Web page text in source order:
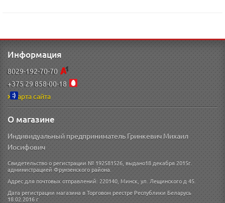
Информация
8029-192-70-70
+375 29 858-00-18
Карта сайта
О магазине
Индивидуальный предприниматель Гринкевич Михаил
Иосифович
Свидетельство о регистрации № 192581526, выдано18 декабря 2015г.
администрацией Фрунзенского района.
Адрес для почтовых отправлений: 220140, Минск, ул. Лещинского д 45.
Дата регистрации магазина в Торговом реестре Республики Беларусь
18.02.2016 г